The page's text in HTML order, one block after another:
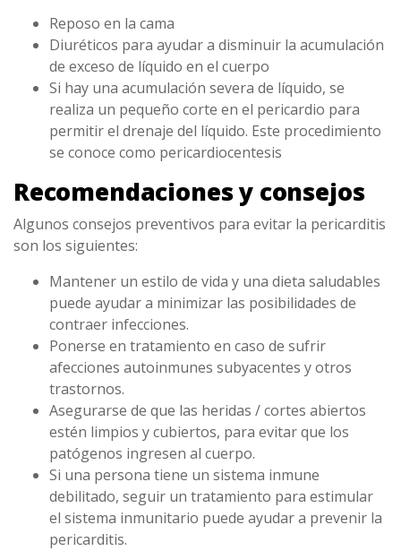
Reposo en la cama
Diuréticos para ayudar a disminuir la acumulación
de exceso de líquido en el cuerpo
Si hay una acumulación severa de líquido, se
realiza un pequeño corte en el pericardio para
permitir el drenaje del líquido. Este procedimiento
se conoce como pericardiocentesis
Recomendaciones y consejos
Algunos consejos preventivos para evitar la pericarditis
son los siguientes:
Mantener un estilo de vida y una dieta saludables
puede ayudar a minimizar las posibilidades de
contraer infecciones.
Ponerse en tratamiento en caso de sufrir
afecciones autoinmunes subyacentes y otros
trastornos.
Asegurarse de que las heridas / cortes abiertos
estén limpios y cubiertos, para evitar que los
patógenos ingresen al cuerpo.
Si una persona tiene un sistema inmune
debilitado, seguir un tratamiento para estimular
el sistema inmunitario puede ayudar a prevenir la
pericarditis.